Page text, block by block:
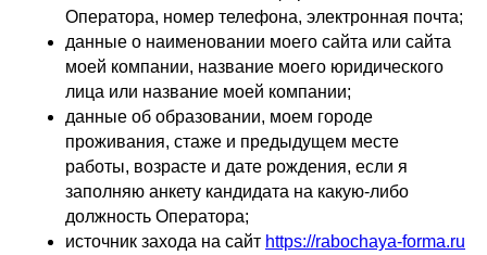
Оператора, номер телефона, электронная почта;
данные о наименовании моего сайта или сайта
моей компании, название моего юридического
лица или название моей компании;
данные об образовании, моем городе
проживания, стаже и предыдущем месте
работы, возрасте и дате рождения, если я
заполняю анкету кандидата на какую-либо
должность Оператора;
источник захода на сайт https://rabochaya-forma.ru